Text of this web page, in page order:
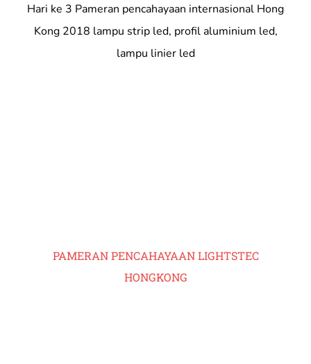
Hari ke 3 Pameran pencahayaan internasional Hong
Kong 2018 lampu strip led, profil aluminium led,
lampu linier led
PAMERAN PENCAHAYAAN LIGHTSTEC
HONGKONG